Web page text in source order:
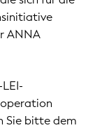
ANNA
Sie bitte dem